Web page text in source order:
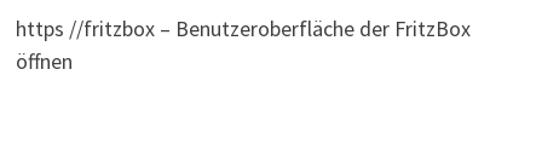
https //fritzbox – Benutzeroberfläche der FritzBox
öffnen